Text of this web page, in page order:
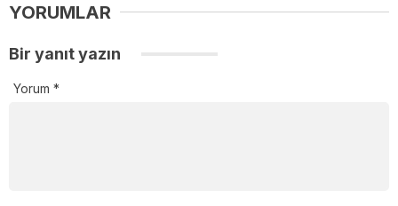
YORUMLAR
Bir yanıt yazın
Yorum *